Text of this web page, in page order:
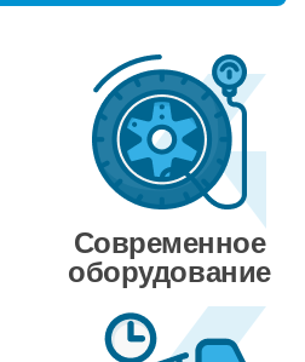
Современное
оборудование